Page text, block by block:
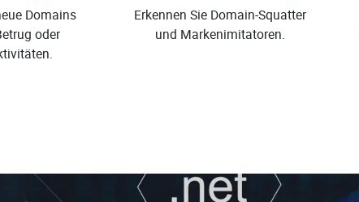
Domains
oder
Erkennen Sie Domain-Squatter
und Markenimitatoren.